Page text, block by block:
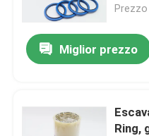
Prezzo
Miglior prezzo
Ring,